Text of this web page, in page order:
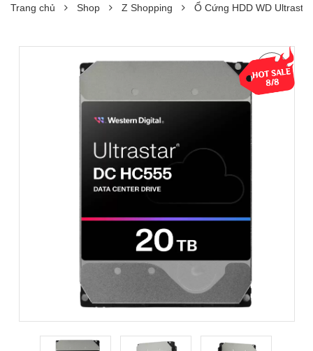
Trang chủ Shop Z Shopping Ổ Cứng HDD WD